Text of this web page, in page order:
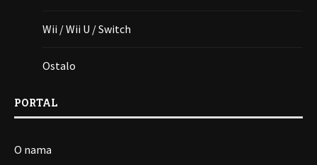
Wii / Wii U / Switch
Ostalo
PORTAL
O nama